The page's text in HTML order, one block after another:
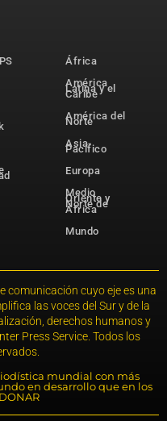
África
América
Latina y el
Caribe
América del
Norte
Asia-
Pacífico
Europa
Medio
Oriente y
Norte de
África
Mundo
comunicación cuyo eje es una
las voces del Sur y de la
derechos humanos y
Press Service. Todos los
mundial con más
en desarrollo que en los